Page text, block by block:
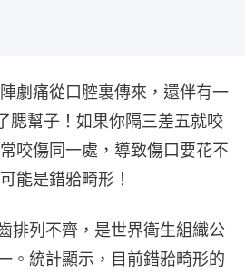
劇痛從口腔裏傳來，還伴有一
幫子！如果你隔三差五就咬
咬傷同一處，導致傷口要花不
能是錯𬌗畸形！
排列不齊，是世界衛生組織公
。統計顯示，目前錯𬌗畸形的